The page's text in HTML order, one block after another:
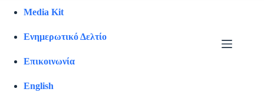
Media Kit
Ενημερωτικό Δελτίο
Επικοινωνία
English